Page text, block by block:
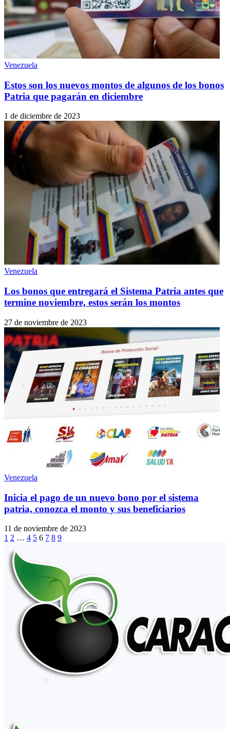
Venezuela
Estos son los nuevos montos de algunos de los bonos
Patria que pagarán en diciembre
1 de diciembre de 2023
Venezuela
Los bonos que entregará el Sistema Patria antes que
termine noviembre, estos serán los montos
27 de noviembre de 2023
Venezuela
Inicia el pago de un nuevo bono por el sistema
patria, conozca el monto y sus beneficiarios
11 de noviembre de 2023
1 2 … 4 5 6 7 8 9